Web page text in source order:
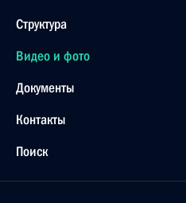
Структура
Видео и фото
Документы
Контакты
Поиск